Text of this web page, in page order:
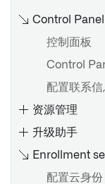
集成
为 Okta
为其他
2.0集成
在控制
Control Panel
控制面板
Control
配置联系信
资源管理
升级助手
Enrollment
配置云身份